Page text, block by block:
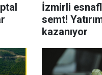
İzmirli
semt!
kazanıyor